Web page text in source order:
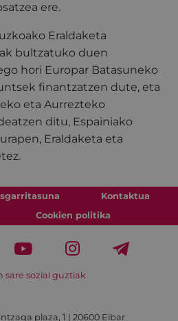
ere.
Eraldaketa
bultzatuko duen
hori Europar Batasuneko
finantzatzen dute, eta
eta Aurrezteko
ditu, Espainiako
Eraldaketa eta
Kontaktua
Cookien politika
sare sozial guztiak
plaza, 1 | 20600 Eibar